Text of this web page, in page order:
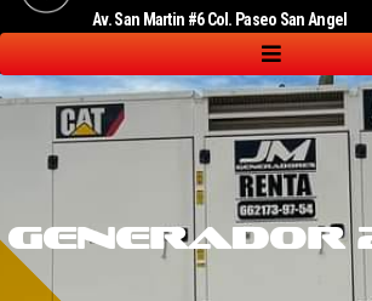
Av. San Martin #6 Col. Paseo San Angel